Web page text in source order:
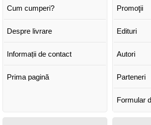
Cum cumperi?
Despre livrare
Informații de contact
Prima pagină
Promoţii
Edituri
Autori
Parteneri
Formular